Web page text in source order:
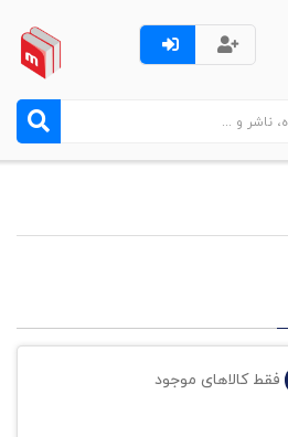
فقط کالاهای موجود